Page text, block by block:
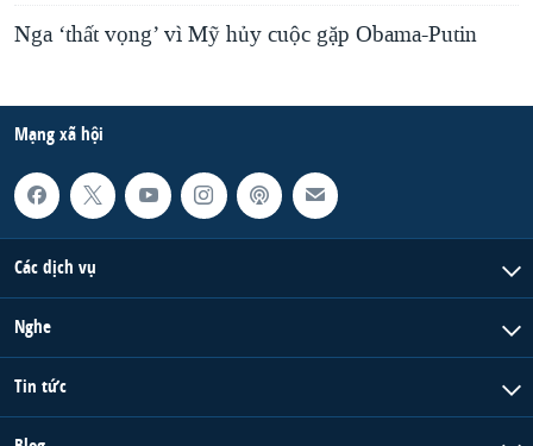
Nga ‘thất vọng’ vì Mỹ hủy cuộc gặp Obama-Putin
Mạng xã hội
Các dịch vụ
Nghe
Tin tức